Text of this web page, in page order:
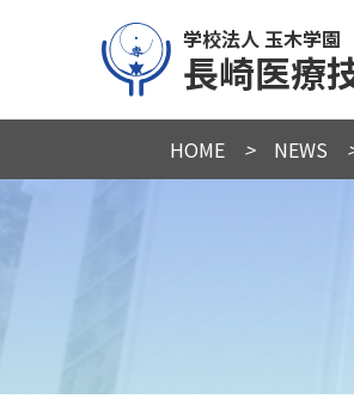
学校法人 玉木学園
長崎医療
HOME > NEWS